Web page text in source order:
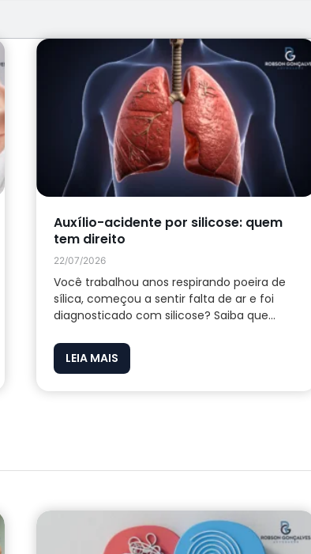
Auxílio-acidente por silicose: quem
tem direito
22/07/2026
Você trabalhou anos respirando poeira de
sílica, começou a sentir falta de ar e foi
diagnosticado com silicose? Saiba que...
LEIA MAIS